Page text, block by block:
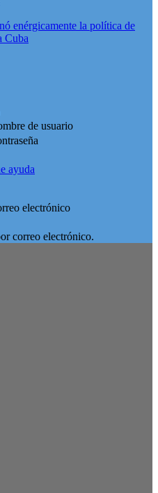
enérgicamente la política de
Cuba
de usuario
ayuda
electrónico
correo electrónico.